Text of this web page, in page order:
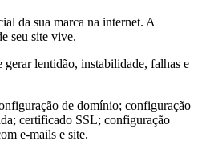
da sua marca na internet. A
seu site vive.
gerar lentidão, instabilidade, falhas e
de domínio; configuração
certificado SSL; configuração
e-mails e site.